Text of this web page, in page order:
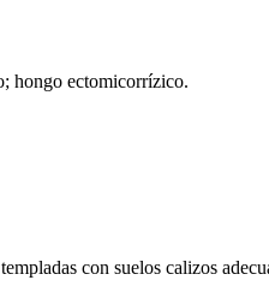
hongo ectomicorrízico.
con suelos calizos